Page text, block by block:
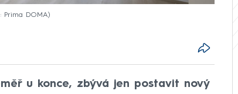
Prima DOMA
u konce, zbývá jen postavit nový